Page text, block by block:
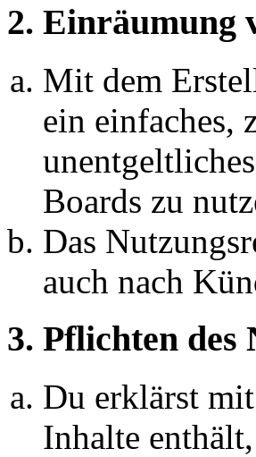
2. Einräumung
Mit dem
ein einfaches,
Boards zu
Das
auch nach
3. Pflichten des
Du erklärst
Inhalte